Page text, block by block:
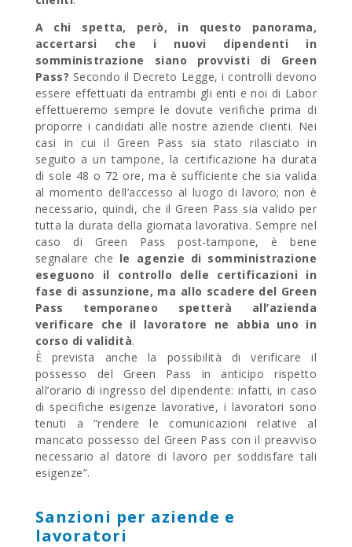
A chi spetta, però, in questo panorama,
accertarsi che i nuovi dipendenti in
somministrazione siano provvisti di Green
Pass? Secondo il Decreto Legge, i controlli devono
essere effettuati da entrambi gli enti e noi di Labor
effettueremo sempre le dovute verifiche prima di
proporre i candidati alle nostre aziende clienti. Nei
casi in cui il Green Pass sia stato rilasciato in
seguito a un tampone, la certificazione ha durata
di sole 48 o 72 ore, ma è sufficiente che sia valida
al momento dell’accesso al luogo di lavoro; non è
necessario, quindi, che il Green Pass sia valido per
tutta la durata della giornata lavorativa. Sempre nel
caso di Green Pass post-tampone, è bene
segnalare che le agenzie di somministrazione
eseguono il controllo delle certificazioni in
fase di assunzione, ma allo scadere del Green
Pass temporaneo spetterà all’azienda
verificare che il lavoratore ne abbia uno in
corso di validità.
È prevista anche la possibilità di verificare il
possesso del Green Pass in anticipo rispetto
all’orario di ingresso del dipendente: infatti, in caso
di specifiche esigenze lavorative, i lavoratori sono
tenuti a “rendere le comunicazioni relative al
mancato possesso del Green Pass con il preavviso
necessario al datore di lavoro per soddisfare tali
esigenze”.
Sanzioni per aziende e
lavoratori